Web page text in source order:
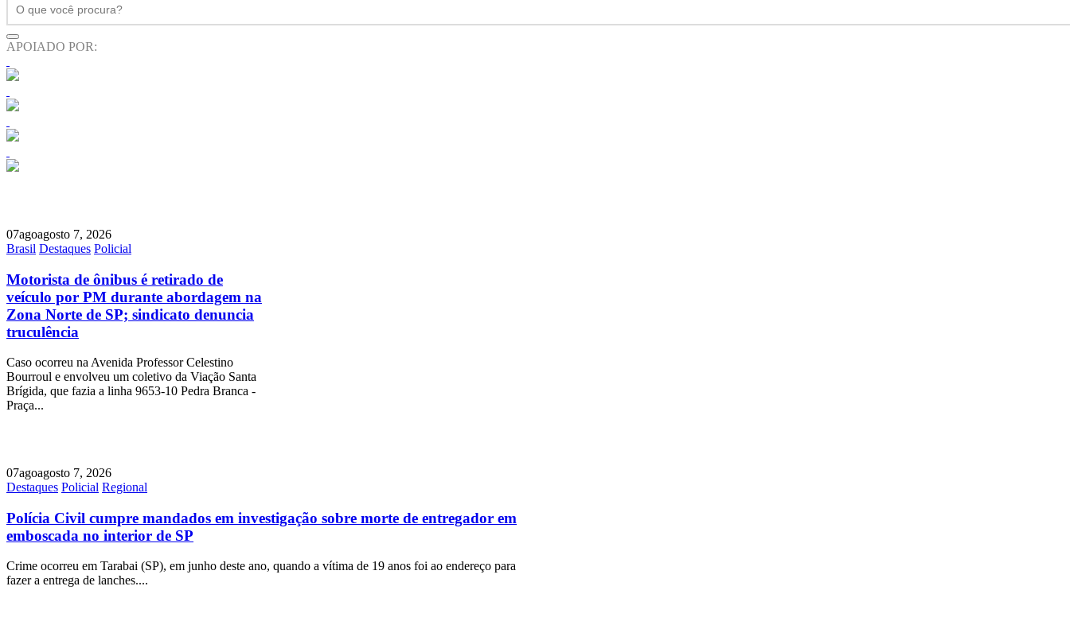
APOIADO POR:
07agoagosto 7, 2026
Brasil Destaques Policial
Motorista de ônibus é retirado de
veículo por PM durante abordagem na
Zona Norte de SP; sindicato denuncia
truculência
Caso ocorreu na Avenida Professor Celestino
Bourroul e envolveu um coletivo da Viação Santa
Brígida, que fazia a linha 9653-10 Pedra Branca -
Praça...
07agoagosto 7, 2026
Destaques Policial Regional
Polícia Civil cumpre mandados em investigação sobre morte de entregador em
emboscada no interior de SP
Crime ocorreu em Tarabai (SP), em junho deste ano, quando a vítima de 19 anos foi ao endereço para
fazer a entrega de lanches....